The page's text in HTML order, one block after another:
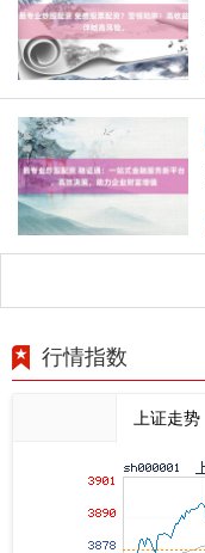
行情指数
上证走势